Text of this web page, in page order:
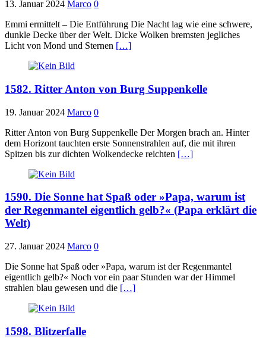
13. Januar 2024 Marco 0
Emmi ermittelt – Die Entführung Die Nacht lag wie eine schwere,
dunkle Decke über der Welt. Dicke Wolken bremsten jegliches
Licht von Mond und Sternen […]
1582. Ritter Anton von Burg Suppenkelle
19. Januar 2024 Marco 0
Ritter Anton von Burg Suppenkelle Der Morgen brach an. Hinter
dem Horizont tauchten erste Sonnenstrahlen auf, die mit ihren
Spitzen bis zur dichten Wolkendecke reichten […]
1590. Die Sonne hat Spaß oder »Papa, warum ist
der Regenmantel eigentlich gelb?« (Papa erklärt die
Welt)
27. Januar 2024 Marco 0
Die Sonne hat Spaß oder »Papa, warum ist der Regenmantel
eigentlich gelb?« Noch vor ein paar Stunden war der Himmel
strahlen blau gewesen und die […]
1598. Blitzerfalle